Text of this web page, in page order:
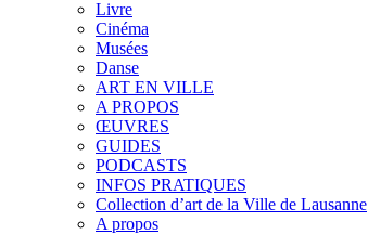
Livre
Cinéma
Musées
Danse
ART EN VILLE
A PROPOS
ŒUVRES
GUIDES
PODCASTS
INFOS PRATIQUES
Collection d’art de la Ville de Lausanne
A propos